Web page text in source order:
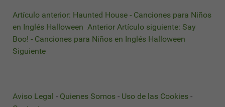
Artículo anterior: Haunted House - Canciones para Niños
en Inglés Halloween Anterior Artículo siguiente: Say
Boo! - Canciones para Niños en Inglés Halloween
Siguiente
Aviso Legal - Quienes Somos - Uso de las Cookies -